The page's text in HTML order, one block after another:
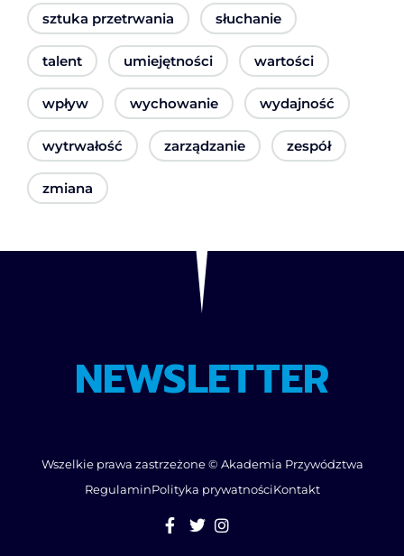
sztuka przetrwania słuchanie
talent umiejętności wartości
wpływ wychowanie wydajność
wytrwałość zarządzanie zespół
zmiana
NEWSLETTER
Wszelkie prawa zastrzeżone © Akademia Przywództwa
RegulaminPolityka prywatnościKontakt